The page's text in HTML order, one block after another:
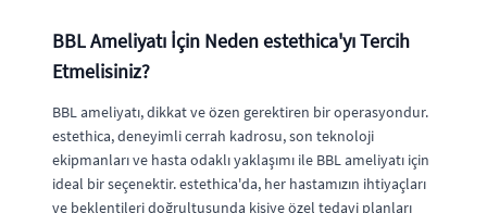
BBL Ameliyatı İçin Neden estethica'yı Tercih
Etmelisiniz?
BBL ameliyatı, dikkat ve özen gerektiren bir operasyondur.
estethica, deneyimli cerrah kadrosu, son teknoloji
ekipmanları ve hasta odaklı yaklaşımı ile BBL ameliyatı için
ideal bir seçenektir. estethica'da, her hastamızın ihtiyaçları
ve beklentileri doğrultusunda kişiye özel tedavi planları